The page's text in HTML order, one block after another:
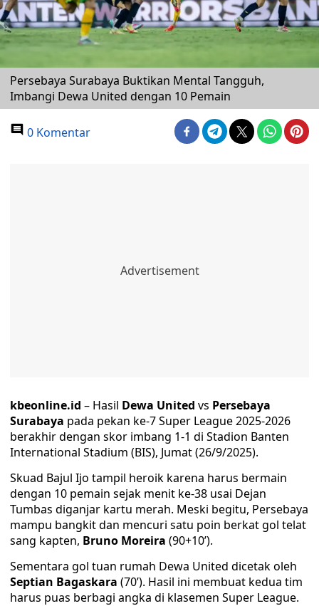
Persebaya Surabaya Buktikan Mental Tangguh,
Imbangi Dewa United dengan 10 Pemain
0 Komentar
kbeonline.id – Hasil Dewa United vs Persebaya
Surabaya pada pekan ke-7 Super League 2025-2026
berakhir dengan skor imbang 1-1 di Stadion Banten
International Stadium (BIS), Jumat (26/9/2025).
Skuad Bajul Ijo tampil heroik karena harus bermain
dengan 10 pemain sejak menit ke-38 usai Dejan
Tumbas diganjar kartu merah. Meski begitu, Persebaya
mampu bangkit dan mencuri satu poin berkat gol telat
sang kapten, Bruno Moreira (90+10’).
Sementara gol tuan rumah Dewa United dicetak oleh
Septian Bagaskara (70’). Hasil ini membuat kedua tim
harus puas berbagi angka di klasemen Super League.